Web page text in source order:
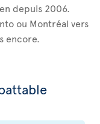
depuis 2006.
ou Montréal vers
encore.